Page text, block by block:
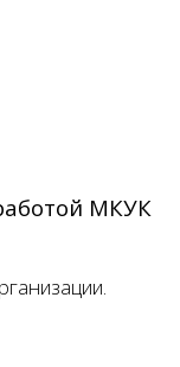
МКУК